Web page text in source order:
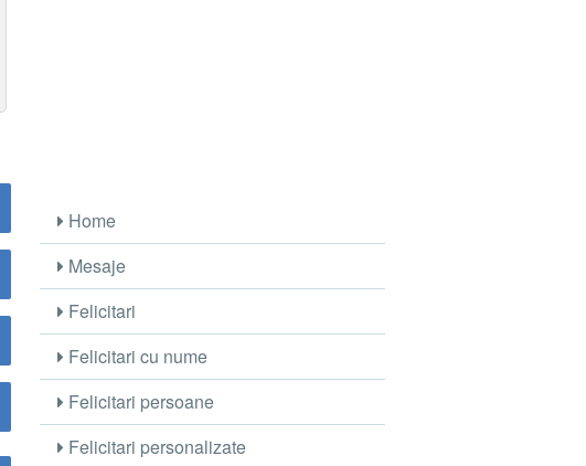
Home
Mesaje
Felicitari
Felicitari cu nume
Felicitari persoane
Felicitari personalizate